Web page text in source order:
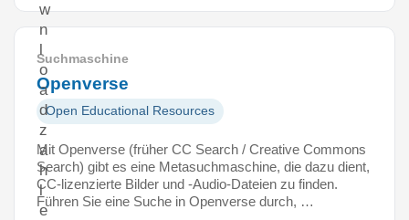
w
n
l
o
a
d
z
a
h
l
e
Suchmaschine
Openverse
Open Educational Resources
Mit Openverse (früher CC Search / Creative Commons
Search) gibt es eine Metasuchmaschine, die dazu dient,
CC-lizenzierte Bilder und -Audio-Dateien zu finden.
Führen Sie eine Suche in Openverse durch, …